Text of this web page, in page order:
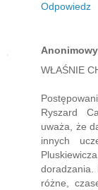
Odpowiedz
Anonimowy
WŁAŚNIE
Ryszard
uważa, że
innych
doradzania.
różne,